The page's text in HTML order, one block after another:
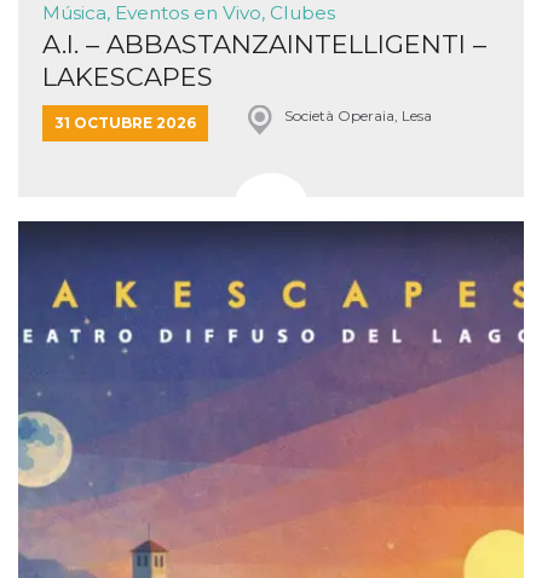
Música, Eventos en Vivo, Clubes
A.I. – ABBASTANZAINTELLIGENTI –
LAKESCAPES
31 OCTUBRE 2026 Società Operaia, Lesa